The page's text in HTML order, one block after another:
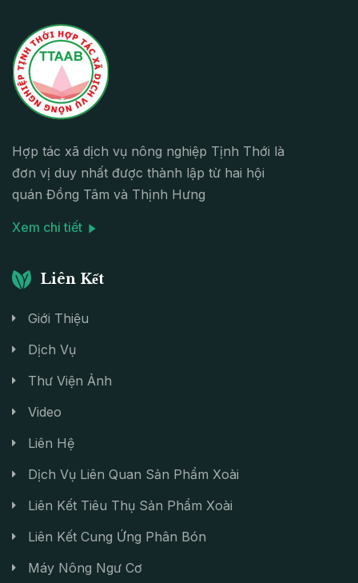
Hợp tác xã dịch vụ nông nghiệp Tịnh Thới là
đơn vị duy nhất được thành lập từ hai hội
quán Đồng Tâm và Thịnh Hưng
Xem chi tiết
Liên Kết
Giới Thiệu
Dịch Vụ
Thư Viện Ảnh
Video
Liên Hệ
Dịch Vụ Liên Quan Sản Phẩm Xoài
Liên Kết Tiêu Thụ Sản Phẩm Xoài
Liên Kết Cung Ứng Phân Bón
Máy Nông Ngư Cơ